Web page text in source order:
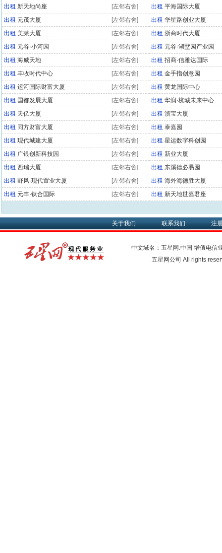
出租 新天地尚座 [左邻右舍] 出租 平海国际大厦
出租 元茂大厦 [左邻右舍] 出租 华星路创业大厦
出租 美莱大厦 [左邻右舍] 出租 浙商时代大厦
出租 元谷·小河园 [左邻右舍] 出租 元谷·湖墅园产业园
出租 海威天地 [左邻右舍] 出租 招商·信雅达国际
出租 丰收时代中心 [左邻右舍] 出租 金手指创意园
出租 运河国际财富大厦 [左邻右舍] 出租 黄龙国际中心
出租 国都发展大厦 [左邻右舍] 出租 华润·杭珹未来中心
出租 天亿大厦 [左邻右舍] 出租 浙宝大厦
出租 同方财富大厦 [左邻右舍] 出租 泰嘉园
出租 现代城建大厦 [左邻右舍] 出租 星运数字科创园
出租 广银创新科技园 [左邻右舍] 出租 新业大厦
出租 西瑞大厦 [左邻右舍] 出租 东溪德必易园
出租 野风·现代置业大厦 [左邻右舍] 出租 海外海德胜大厦
出租 元丰·钛合国际 [左邻右舍] 出租 新天地世嘉君座
关于我们 联系我们 注
中文域名：五星网.中国 增值电信
五星网公司 All rights